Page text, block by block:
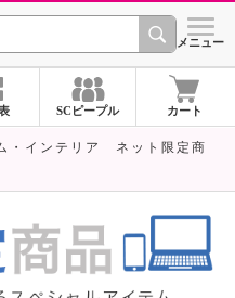
ショッ
メニュー
SCピープル カート
・インテリア ネット限定商